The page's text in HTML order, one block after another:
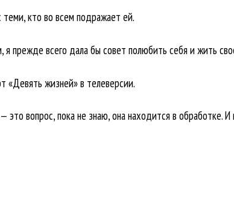
кто во всем подражает ей.
я прежде всего дала бы совет полюбить себя и жить
«Девять жизней» в телеверсии.
вопрос, пока не знаю, она находится в обработке.